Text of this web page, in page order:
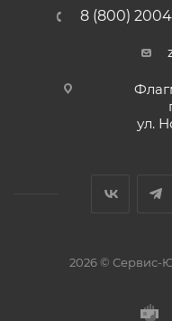
8 (800)
ул.
2026 © Сервис-